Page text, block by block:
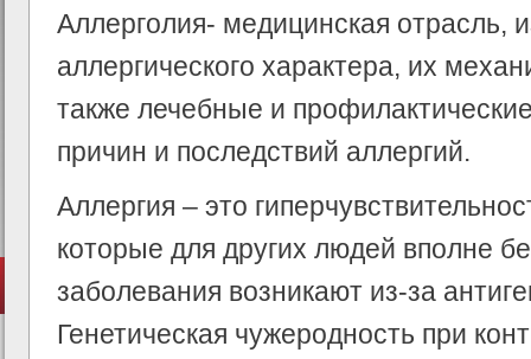
Аллерголия- медицинская отрасль,
аллергического характера, их
также лечебные и
причин и последствий аллергий.
Аллергия – это
которые для других людей вполне
заболевания возникают из-за
Генетическая чужеродность при